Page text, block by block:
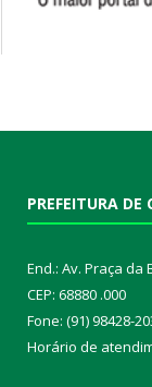
PREFEITURA DE
End.: Av. Praça da
CEP: 68880 .000
Fone: (91) 98428-
Horário de